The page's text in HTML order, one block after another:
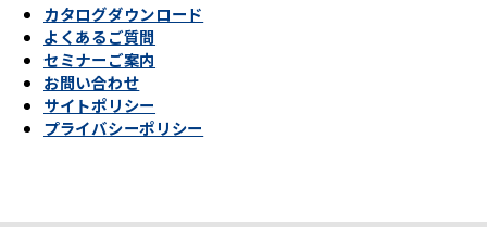
カタログダウンロード
よくあるご質問
セミナーご案内
お問い合わせ
サイトポリシー
プライバシーポリシー